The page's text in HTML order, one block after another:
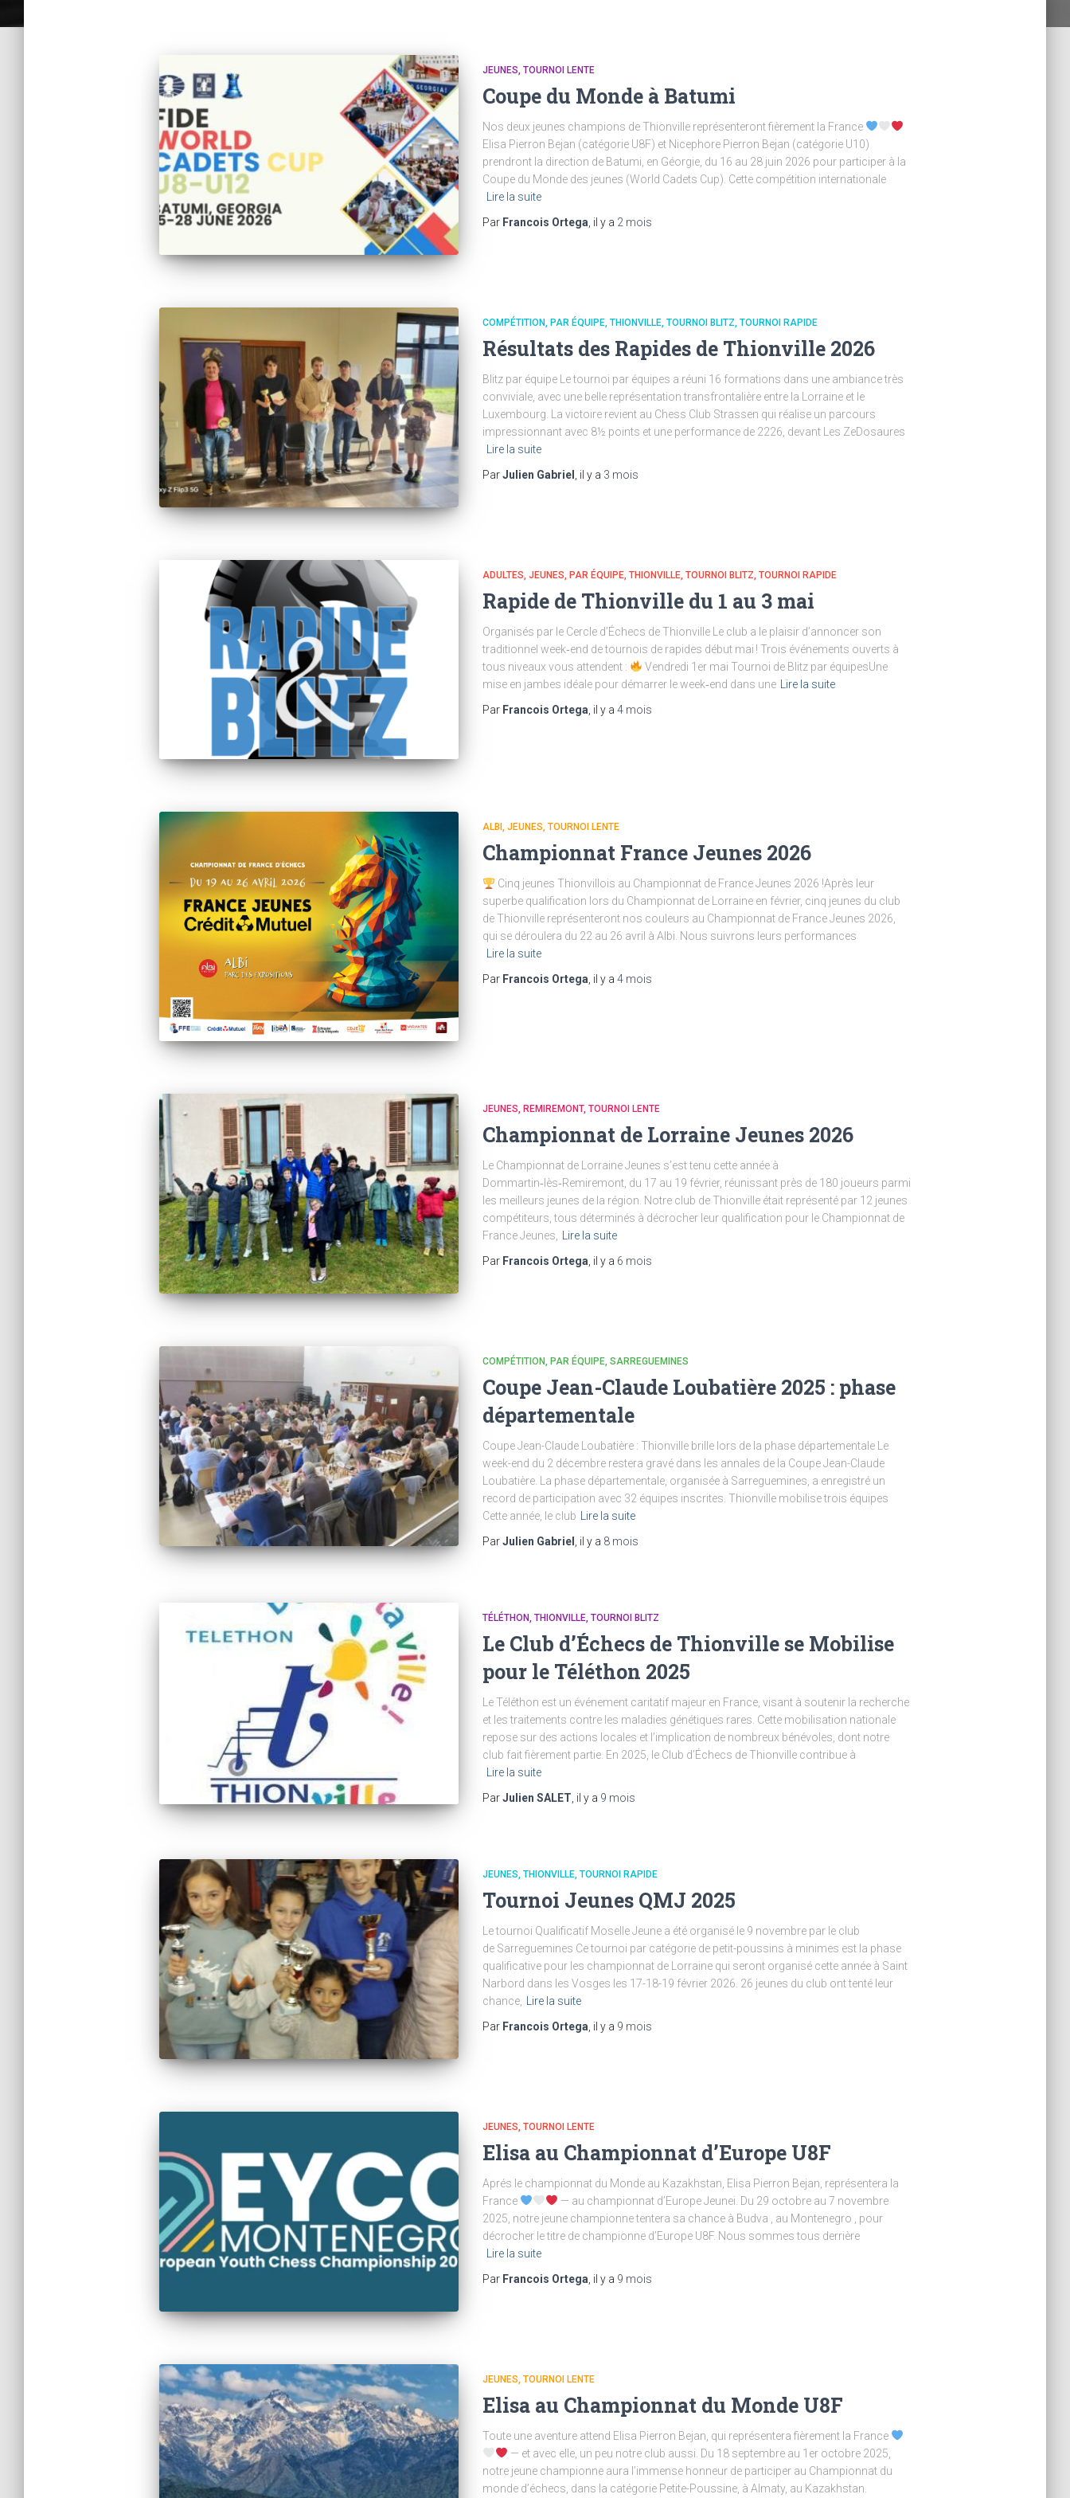
JEUNES TOURNOI LENTE
Coupe du Monde à Batumi
Nos deux jeunes champions de Thionville représenteront fièrement la France
Elisa Pierron Bejan (catégorie U8F) et Nicephore Pierron Bejan (catégorie U10)
prendront la direction de Batumi, en Géorgie, du 16 au 28 juin 2026 pour participer à la
Coupe du Monde des jeunes (World Cadets Cup). Cette compétition internationale
Lire la suite
Par Francois Ortega , il y a 2 mois
COMPÉTITION PAR ÉQUIPE THIONVILLE TOURNOI BLITZ TOURNOI RAPIDE
Résultats des Rapides de Thionville 2026
Blitz par équipe Le tournoi par équipes a réuni 16 formations dans une ambiance très
conviviale, avec une belle représentation transfrontalière entre la Lorraine et le
Luxembourg. La victoire revient au Chess Club Strassen qui réalise un parcours
impressionnant avec 8½ points et une performance de 2226, devant Les ZeDosaures
Lire la suite
ParJulien Gabriel , il y a 3 mois
ADULTES JEUNES PAR ÉQUIPE THIONVILLE TOURNOI BLITZ TOURNOI RAPIDE
Rapide de Thionville du 1 au 3 mai
Organisés par le Cercle d’Échecs de Thionville Le club a le plaisir d’annoncer son
traditionnel week‑end de tournois de rapides début mai ! Trois événements ouverts à
tous niveaux vous attendent :
Vendredi 1er mai Tournoi de Blitz par équipesUne
mise en jambes idéale pour démarrer le week‑end dans une
Lire la suite
Par Francois Ortega , il y a 4 mois
ALBI JEUNES TOURNOI LENTE
Championnat France Jeunes 2026
Cinq jeunes Thionvillois au Championnat de France Jeunes 2026 !Après leur
superbe qualification lors du Championnat de Lorraine en février, cinq jeunes du club
de Thionville représenteront nos couleurs au Championnat de France Jeunes 2026,
qui se déroulera du 22 au 26 avril à Albi. Nous suivrons leurs performances
Lire la suite
Par Francois Ortega, il y a 4 mois
JEUNES REMIREMONT TOURNOI LENTE
Championnat de Lorraine Jeunes 2026
Le Championnat de Lorraine Jeunes s’est tenu cette année à
Dommartin‑lès‑Remiremont, du 17 au 19 février, réunissant près de 180 joueurs parmi
les meilleurs jeunes de la région. Notre club de Thionville était représenté par 12 jeunes
compétiteurs, tous déterminés à décrocher leur qualification pour le Championnat de
France Jeunes, Lire la suite
Par Francois Ortega, il y a 6 mois
COMPÉTITION PAR ÉQUIPE SARREGUEMINES
Coupe Jean-Claude Loubatière 2025 : phase
départementale
Coupe Jean-Claude Loubatière : Thionville brille lors de la phase départementale Le
week-end du 2 décembre restera gravé dans les annales de la Coupe Jean-Claude
Loubatière. La phase départementale, organisée à Sarreguemines, a enregistré un
record de participation avec 32 équipes inscrites. Thionville mobilise trois équipes
Cette année, le club Lire la suite
ParJulien Gabriel , il y a 8 mois
TÉLÉTHON THIONVILLE TOURNOI BLITZ
Le Club d’Échecs de Thionville se Mobilise
pour le Téléthon 2025
Le Téléthon est un événement caritatif majeur en France, visant à soutenir la recherche
et les traitements contre les maladies génétiques rares. Cette mobilisation nationale
repose sur des actions locales et l’implication de nombreux bénévoles, dont notre
club fait fièrement partie. En 2025, le Club d’Échecs de Thionville contribue à
Lire la suite
ParJulien SALET, il y a 9 mois
JEUNES THIONVILLE TOURNOI RAPIDE
Tournoi Jeunes QMJ 2025
Le tournoi Qualificatif Moselle Jeune a été organisé le 9 novembre par le club
de Sarreguemines Ce tournoi par catégorie de petit-poussins à minimes est la phase
qualificative pour les championnat de Lorraine qui seront organisé cette année à Saint
Narbord dans les Vosges les 17-18-19 février 2026. 26 jeunes du club ont tenté leur
chance, Lire la suite
Par Francois Ortega, il y a 9 mois
JEUNES TOURNOI LENTE
Elisa au Championnat d’Europe U8F
Aprés le championnat du Monde au Kazakhstan, Elisa Pierron Bejan, représentera la
France
— au championnat d’Europe Jeunei. Du 29 octobre au 7 novembre
2025, notre jeune championne tentera sa chance à Budva , au Montenegro , pour
décrocher le titre de championne d’Europe U8F. Nous sommes tous derrière
Lire la suite
Par Francois Ortega , il y a 9 mois
JEUNES TOURNOI LENTE
Elisa au Championnat du Monde U8F
Toute une aventure attend Elisa Pierron Bejan, qui représentera fièrement la France
— et avec elle, un peu notre club aussi. Du 18 septembre au 1er octobre 2025,
notre jeune championne aura l’immense honneur de participer au Championnat du
monde d’échecs, dans la catégorie Petite-Poussine, à Almaty, au Kazakhstan.